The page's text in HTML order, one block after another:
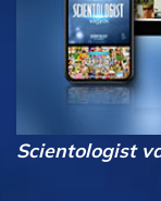
Scientologist